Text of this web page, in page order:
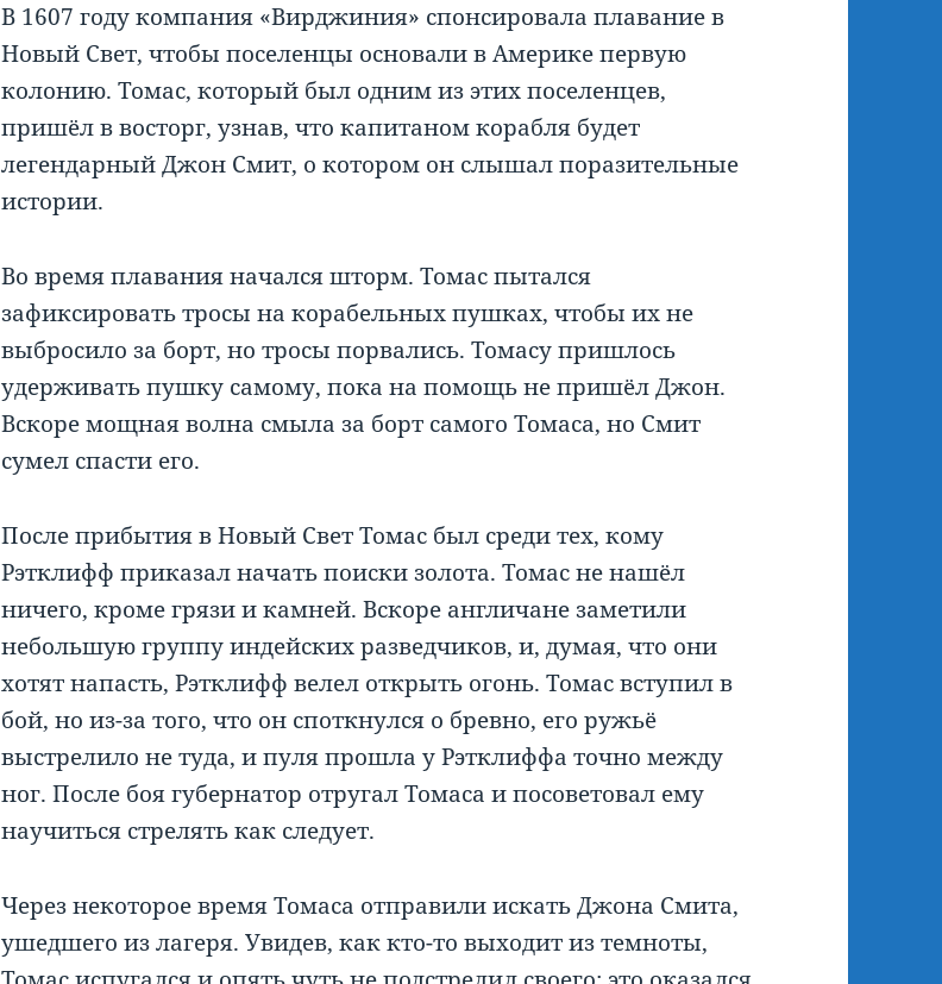
В 1607 году компания «Вирджиния» спонсировала плавание в
Новый Свет, чтобы поселенцы основали в Америке первую
колонию. Томас, который был одним из этих поселенцев,
пришёл в восторг, узнав, что капитаном корабля будет
легендарный Джон Смит, о котором он слышал поразительные
истории.
Во время плавания начался шторм. Томас пытался
зафиксировать тросы на корабельных пушках, чтобы их не
выбросило за борт, но тросы порвались. Томасу пришлось
удерживать пушку самому, пока на помощь не пришёл Джон.
Вскоре мощная волна смыла за борт самого Томаса, но Смит
сумел спасти его.
После прибытия в Новый Свет Томас был среди тех, кому
Рэтклифф приказал начать поиски золота. Томас не нашёл
ничего, кроме грязи и камней. Вскоре англичане заметили
небольшую группу индейских разведчиков, и, думая, что они
хотят напасть, Рэтклифф велел открыть огонь. Томас вступил в
бой, но из-за того, что он споткнулся о бревно, его ружьё
выстрелило не туда, и пуля прошла у Рэтклиффа точно между
ног. После боя губернатор отругал Томаса и посоветовал ему
научиться стрелять как следует.
Через некоторое время Томаса отправили искать Джона Смита,
ушедшего из лагеря. Увидев, как кто-то выходит из темноты,